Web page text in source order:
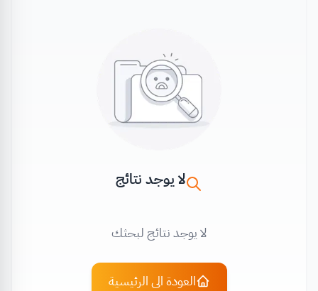
لا يوجد نتائج
لا يوجد نتائج لبحثك
العودة الى الرئيسية